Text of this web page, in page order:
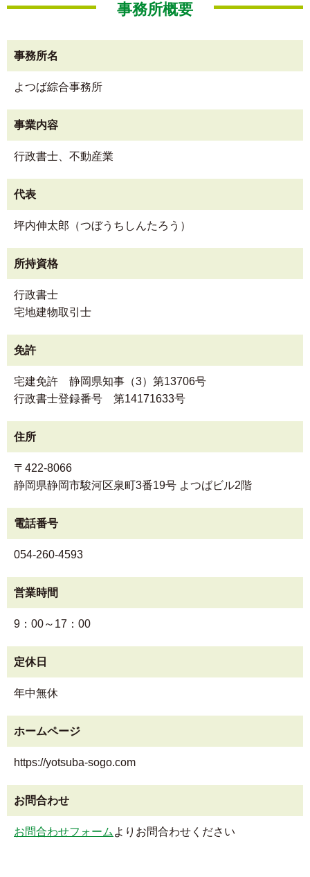
事務所概要
事務所名
よつば綜合事務所
事業内容
行政書士、不動産業
代表
坪内伸太郎（つぼうちしんたろう）
所持資格
行政書士
宅地建物取引士
免許
宅建免許 静岡県知事（3）第13706号
行政書士登録番号 第14171633号
住所
〒422-8066
静岡県静岡市駿河区泉町3番19号 よつばビル2階
電話番号
054-260-4593
営業時間
9：00～17：00
定休日
年中無休
ホームページ
https://yotsuba-sogo.com
お問合わせ
お問合わせフォーム よりお問合わせください